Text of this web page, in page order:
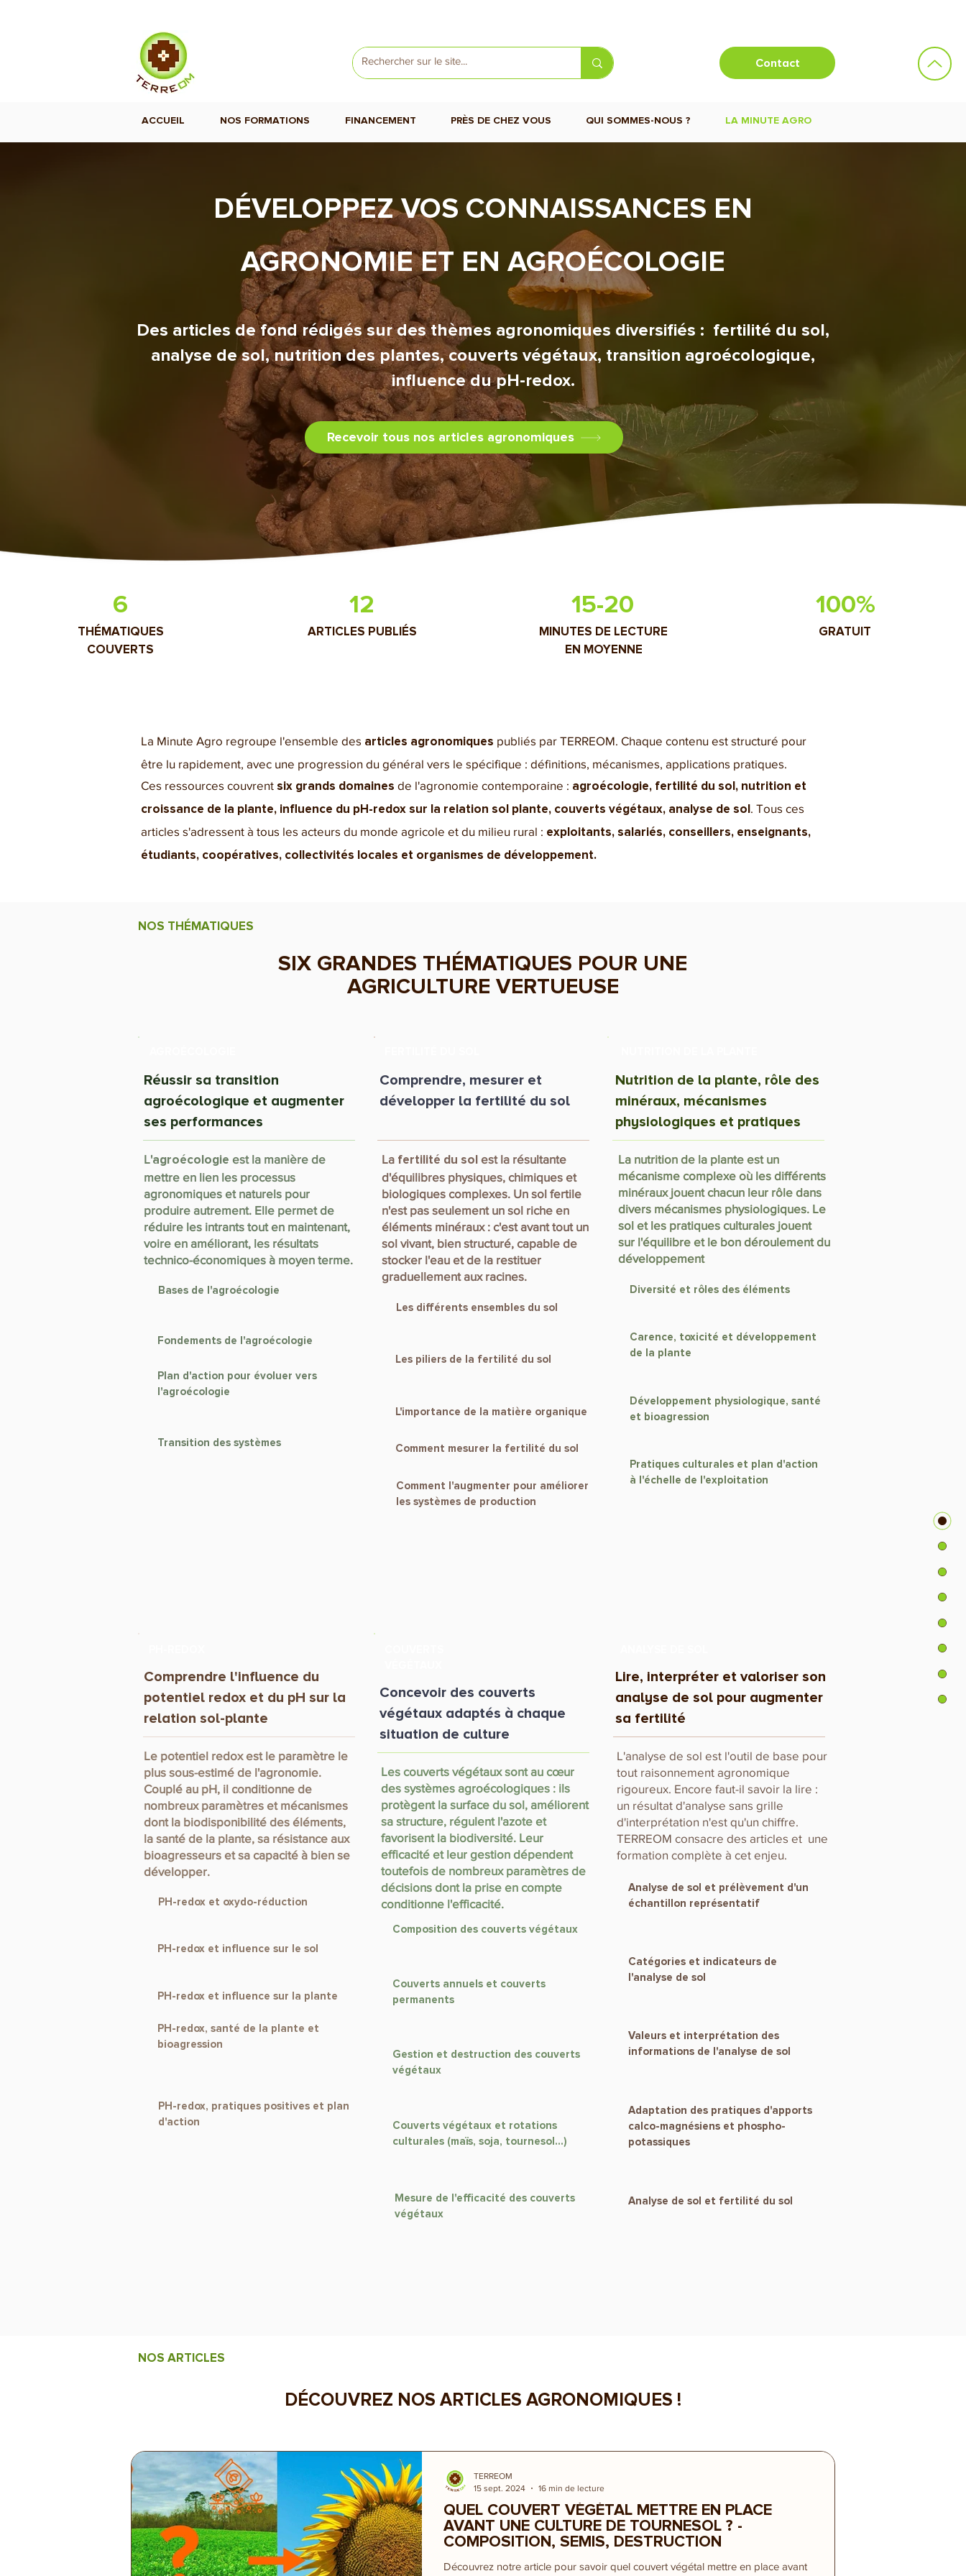
Contact
ACCUEIL NOS FORMATIONS FINANCEMENT PRÈS DE CHEZ VOUS QUI SOMMES-NOUS ? LA MINUTE AGRO
DÉVELOPPEZ VOS CONNAISSANCES EN
AGRONOMIE ET EN AGROÉCOLOGIE
Des articles de fond rédigés sur des thèmes agronomiques diversifiés : fertilité du sol,
analyse de sol, nutrition des plantes, couverts végétaux, transition agroécologique,
influence du pH-redox.
Recevoir tous nos articles agronomiques
6
THÉMATIQUES
COUVERTS
12
ARTICLES PUBLIÉS
15-20
MINUTES DE LECTURE
EN MOYENNE
100%
GRATUIT
La Minute Agro regroupe l'ensemble des articles agronomiques publiés par TERREOM. Chaque contenu est structuré pour
être lu rapidement, avec une progression du général vers le spécifique : définitions, mécanismes, applications pratiques.
Ces ressources couvrent six grands domaines de l'agronomie contemporaine : agroécologie, fertilité du sol, nutrition et
croissance de la plante, influence du pH-redox sur la relation sol plante, couverts végétaux, analyse de sol . Tous ces
articles s'adressent à tous les acteurs du monde agricole et du milieu rural : exploitants, salariés, conseillers, enseignants,
étudiants, coopératives, collectivités locales et organismes de développement.
NOS THÉMATIQUES
SIX GRANDES THÉMATIQUES POUR UNE
AGRICULTURE VERTUEUSE
Réussir sa transition
agroécologique et augmenter
ses performances
L'agroécologie est la manière de
mettre en lien les processus
agronomiques et naturels pour
produire autrement. Elle permet de
réduire les intrants tout en maintenant,
voire en améliorant, les résultats
technico-économiques à moyen terme.
Bases de l'agroécologie
Fondements de l'agroécologie
Plan d'action pour évoluer vers
l'agroécologie
Transition des systèmes
Comprendre, mesurer et
développer la fertilité du sol
La fertilité du sol est la résultante
d'équilibres physiques, chimiques et
biologiques complexes. Un sol fertile
n'est pas seulement un sol riche en
éléments minéraux : c'est avant tout un
sol vivant, bien structuré, capable de
stocker l'eau et de la restituer
graduellement aux racines.
Les différents ensembles du sol
Les piliers de la fertilité du sol
L'importance de la matière organique
Comment mesurer la fertilité du sol
Comment l'augmenter pour améliorer
les systèmes de production
Nutrition de la plante, rôle des
minéraux, mécanismes
physiologiques et pratiques
La nutrition de la plante est un
mécanisme complexe où les différents
minéraux jouent chacun leur rôle dans
divers mécanismes physiologiques. Le
sol et les pratiques culturales jouent
sur l'équilibre et le bon déroulement du
développement
Diversité et rôles des éléments
Carence, toxicité et développement
de la plante
Développement physiologique, santé
et bioagression
Pratiques culturales et plan d'action
à l'échelle de l'exploitation
Comprendre l'influence du
potentiel redox et du pH sur la
relation sol-plante
Le potentiel redox est le paramètre le
plus sous-estimé de l'agronomie.
Couplé au pH, il conditionne de
nombreux paramètres et mécanismes
dont la biodisponibilité des éléments,
la santé de la plante, sa résistance aux
bioagresseurs et sa capacité à bien se
développer.
PH-redox et oxydo-réduction
PH-redox et influence sur le sol
PH-redox et influence sur la plante
PH-redox, santé de la plante et
bioagression
PH-redox, pratiques positives et plan
d'action
Concevoir des couverts
végétaux adaptés à chaque
situation de culture
Les couverts végétaux sont au cœur
des systèmes agroécologiques : ils
protègent la surface du sol, améliorent
sa structure, régulent l'azote et
favorisent la biodiversité. Leur
efficacité et leur gestion dépendent
toutefois de nombreux paramètres de
décisions dont la prise en compte
conditionne l'efficacité.
Composition des couverts végétaux
Couverts annuels et couverts
permanents
Gestion et destruction des couverts
végétaux
Couverts végétaux et rotations
culturales (maïs, soja, tournesol...)
Mesure de l'efficacité des couverts
végétaux
Lire, interpréter et valoriser son
analyse de sol pour augmenter
sa fertilité
L'analyse de sol est l'outil de base pour
tout raisonnement agronomique
rigoureux. Encore faut-il savoir la lire :
un résultat d'analyse sans grille
d'interprétation n'est qu'un chiffre.
TERREOM consacre des articles et une
formation complète à cet enjeu.
Analyse de sol et prélèvement d'un
échantillon représentatif
Catégories et indicateurs de
l'analyse de sol
Valeurs et interprétation des
informations de l'analyse de sol
Adaptation des pratiques d'apports
calco-magnésiens et phospho-
potassiques
Analyse de sol et fertilité du sol
NOS ARTICLES
DÉCOUVREZ NOS ARTICLES AGRONOMIQUES !
QUEL COUVERT VÉGÉTAL METTRE EN PLACE
AVANT UNE CULTURE DE TOURNESOL ? -
COMPOSITION, SEMIS, DESTRUCTION
Découvrez notre article pour savoir quel couvert végétal mettre en place avant
TERREOM
15 sept. 2024
16 min de lecture